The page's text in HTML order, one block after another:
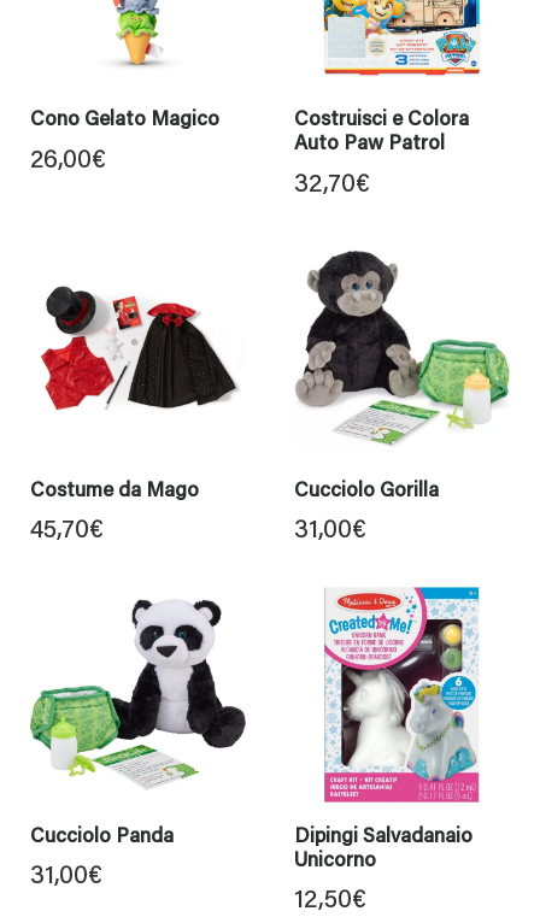
Cono Gelato Magico
26,00€
Costruisci e Colora
Auto Paw Patrol
32,70€
Costume da Mago
45,70€
Cucciolo Gorilla
31,00€
Cucciolo Panda
31,00€
Dipingi Salvadanaio
Unicorno
12,50€